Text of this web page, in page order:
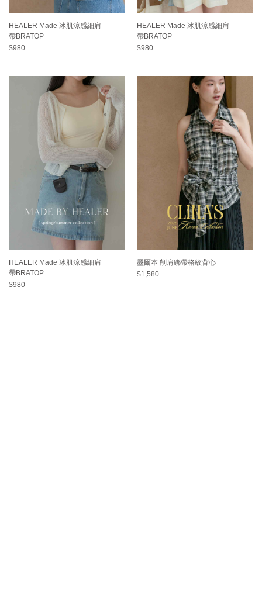
HEALER Made 冰肌涼感細肩
帶BRATOP
$980
HEALER Made 冰肌涼感細肩
帶BRATOP
$980
HEALER Made 冰肌涼感細肩
帶BRATOP
$980
墨爾本 削肩綁帶格紋背心
$1,580